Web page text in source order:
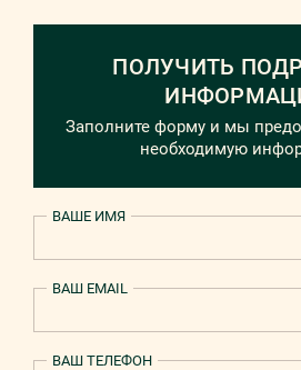
ПОЛУЧИТЬ
Заполните форму и мы
необходимую
ВАШЕ ИМЯ
ВАШ EMAIL
ВАШ ТЕЛЕФОН